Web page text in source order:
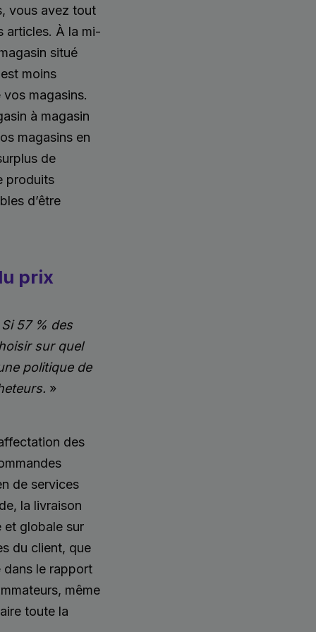
vous avez tout
articles. À la mi-
situé
moins
magasins.
à magasin
magasins en
de
produits
d’être
prix
57 % des
sur quel
politique de
»
des
de services
la livraison
et globale sur
du client, que
dans le rapport
même
toute la